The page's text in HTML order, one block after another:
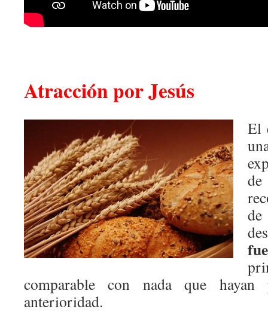
Atracción por Jesús
El
de
comparable con nada que hayan
anterioridad.